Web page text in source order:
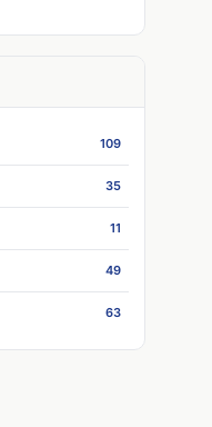
109
35
11
49
63